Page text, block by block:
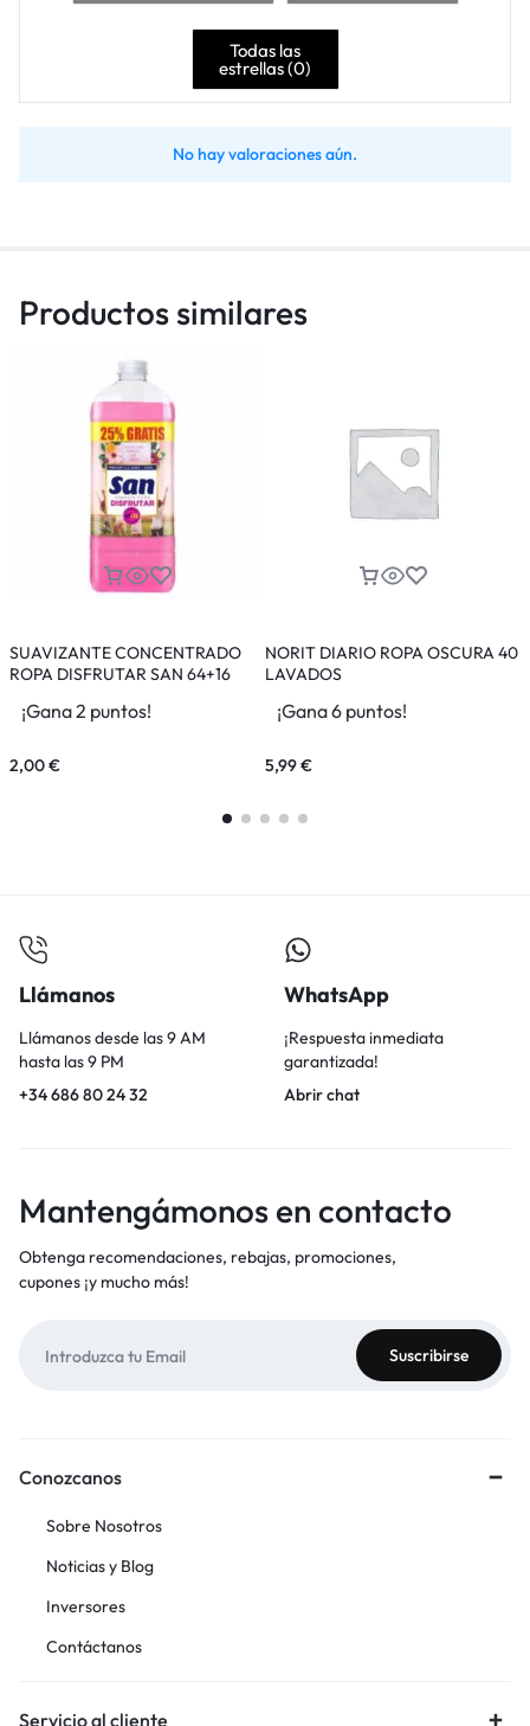
Todas las
estrellas (0)
No hay valoraciones aún.
Productos similares
SUAVIZANTE CONCENTRADO
ROPA DISFRUTAR SAN 64+16
¡Gana 2 puntos!
2,00€
NORIT DIARIO ROPA OSCURA 40
LAVADOS
¡Gana 6 puntos!
5,99€
Llámanos
Llámanos desde las 9 AM
hasta las 9 PM
+34 686 80 24 32
WhatsApp
¡Respuesta inmediata
garantizada!
Abrir chat
Mantengámonos en contacto
Obtenga recomendaciones, rebajas, promociones,
cupones ¡y mucho más!
Conozcanos
Sobre Nosotros
Noticias y Blog
Inversores
Contáctanos
Servicio al cliente